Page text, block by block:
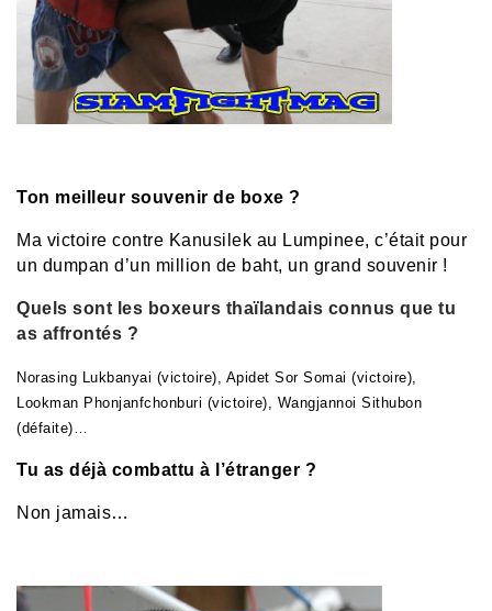
Ton meilleur souvenir de boxe ?
Ma victoire contre Kanusilek au Lumpinee, c’était pour
un dumpan d’un million de baht, un grand souvenir !
Quels sont les boxeurs thaïlandais connus que tu
as affrontés ?
Norasing Lukbanyai (victoire), Apidet Sor Somai (victoire),
Lookman Phonjanfchonburi (victoire), Wangjannoi Sithubon
(défaite)…
Tu as déjà combattu à l’étranger ?
Non jamais…